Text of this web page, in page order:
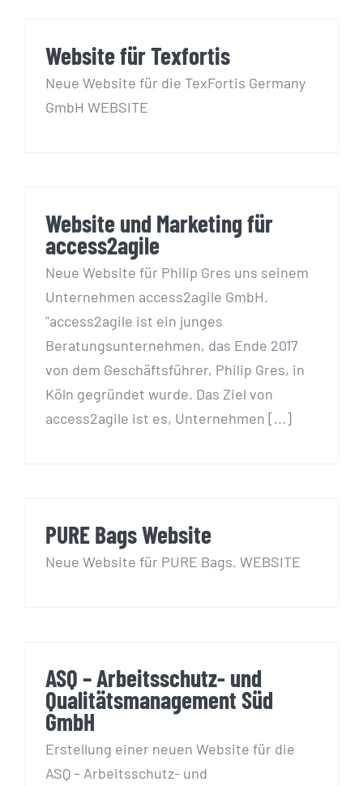
Website für Texfortis
Neue Website für die TexFortis Germany
GmbH WEBSITE
Website und Marketing für
access2agile
Neue Website für Philip Gres uns seinem
Unternehmen access2agile GmbH.
"access2agile ist ein junges
Beratungsunternehmen, das Ende 2017
von dem Geschäftsführer, Philip Gres, in
Köln gegründet wurde. Das Ziel von
access2agile ist es, Unternehmen [...]
PURE Bags Website
Neue Website für PURE Bags. WEBSITE
GmbH
ASQ – Arbeitsschutz- und
Qualitätsmanagement Süd
GmbH
Erstellung einer neuen Website für die
ASQ – Arbeitsschutz- und